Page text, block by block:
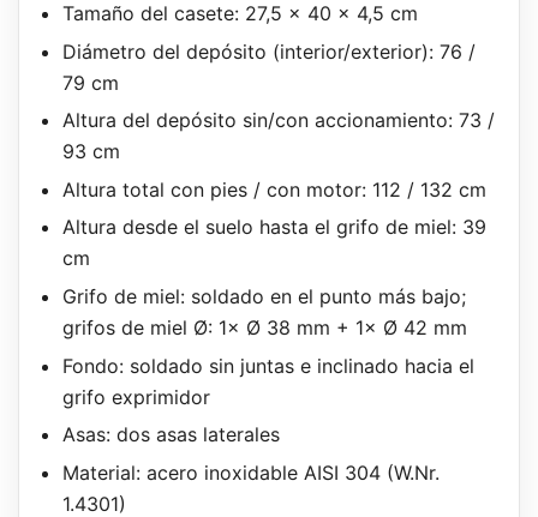
Tamaño del casete: 27,5 x 40 x 4,5 cm
Diámetro del depósito (interior/exterior): 76 /
79 cm
Altura del depósito sin/con accionamiento: 73 /
93 cm
Altura total con pies / con motor: 112 / 132 cm
Altura desde el suelo hasta el grifo de miel: 39
cm
Grifo de miel: soldado en el punto más bajo;
grifos de miel Ø: 1× Ø 38 mm + 1× Ø 42 mm
Fondo: soldado sin juntas e inclinado hacia el
grifo exprimidor
Asas: dos asas laterales
Material: acero inoxidable AISI 304 (W.Nr.
1.4301)